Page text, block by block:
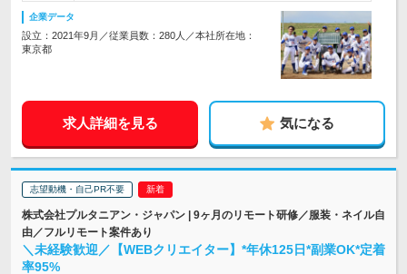
企業データ
設立：2021年9月／従業員数：280人／本社所在地：
東京都
求人詳細を見る 気になる
志望動機・自己PR不要
株式会社プルタニアン・ジャパン | 9ヶ月のリモート研修／服装・ネイル自
由／フルリモート案件あり
＼未経験歓迎／【WEBクリエイター】*年休125日*副業OK*定着
率95%